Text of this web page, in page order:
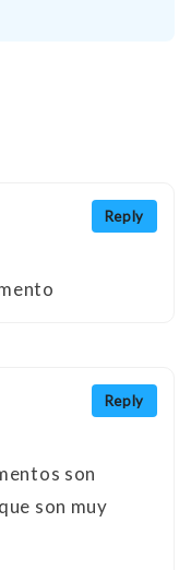
Reply
Reply
son
son muy